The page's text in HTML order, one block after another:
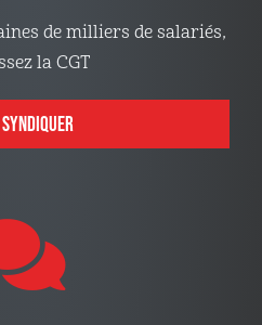
de milliers de salariés,
la CGT